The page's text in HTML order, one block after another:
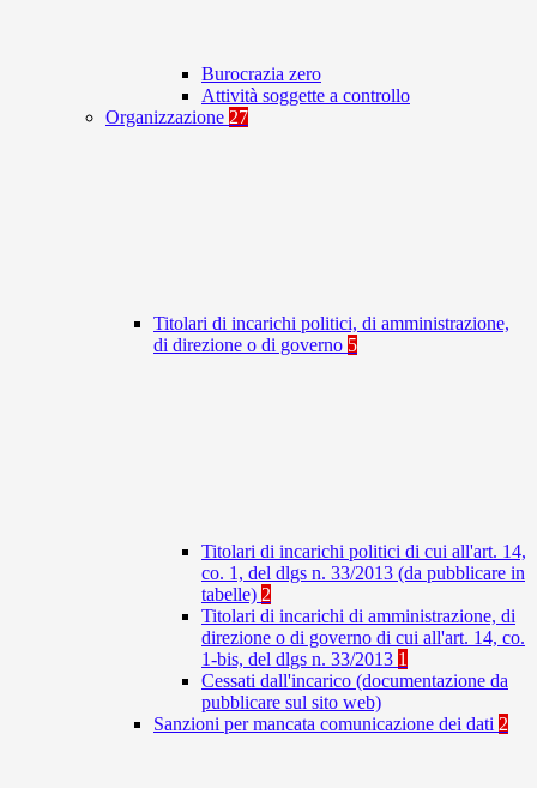
Burocrazia zero
Attività soggette a controllo
Organizzazione 27
Titolari di incarichi politici, di amministrazione,
di direzione o di governo 5
Titolari di incarichi politici di cui all'art. 14,
co. 1, del dlgs n. 33/2013 (da pubblicare in
tabelle) 2
Titolari di incarichi di amministrazione, di
direzione o di governo di cui all'art. 14, co.
1-bis, del dlgs n. 33/2013 1
Cessati dall'incarico (documentazione da
pubblicare sul sito web)
Sanzioni per mancata comunicazione dei dati 2